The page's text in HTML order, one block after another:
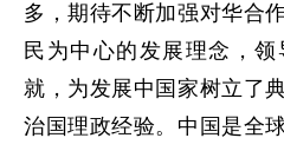
多，期待不断加强对华合
民为中心的发展理念，
就，为发展中国家树立了
治国理政经验。中国是全